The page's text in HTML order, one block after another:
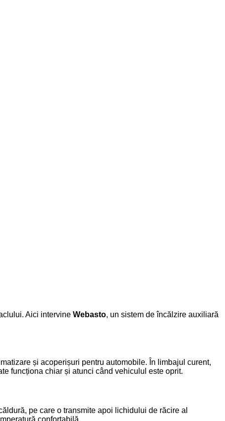
Aici intervine Webasto, un sistem de încălzire auxiliară
și acoperișuri pentru automobile. În limbajul curent,
funcționa chiar și atunci când vehiculul este oprit.
pe care o transmite apoi lichidului de răcire al
confortabilă.